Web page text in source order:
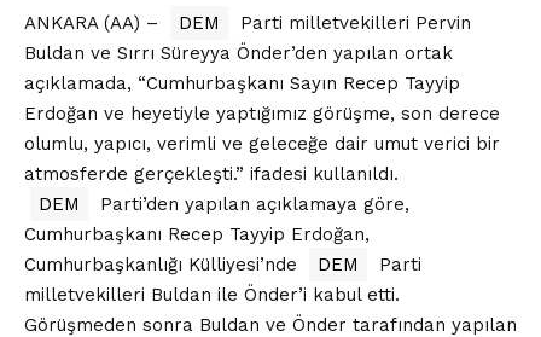
ANKARA (AA) – DEM
Parti milletvekilleri Pervin
Buldan ve Sırrı Süreyya Önder’den yapılan ortak
açıklamada, “Cumhurbaşkanı Sayın Recep Tayyip
Erdoğan ve heyetiyle yaptığımız görüşme, son derece
olumlu, yapıcı, verimli ve geleceğe dair umut verici bir
atmosferde gerçekleşti.” ifadesi kullanıldı.
DEM
Parti’den yapılan açıklamaya göre,
Cumhurbaşkanı Recep Tayyip Erdoğan,
Cumhurbaşkanlığı Külliyesi’nde
DEM
Parti
milletvekilleri Buldan ile Önder’i kabul etti.
Görüşmeden sonra Buldan ve Önder tarafından yapılan